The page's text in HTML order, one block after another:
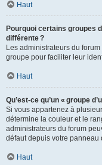
Haut
Pourquoi certains groupes
différente ?
Les administrateurs du
groupe pour faciliter leur
Haut
Qu’est-ce qu’un « groupe
Si vous appartenez à
détermine la couleur et le
administrateurs du forum
défaut depuis votre panneau
Haut